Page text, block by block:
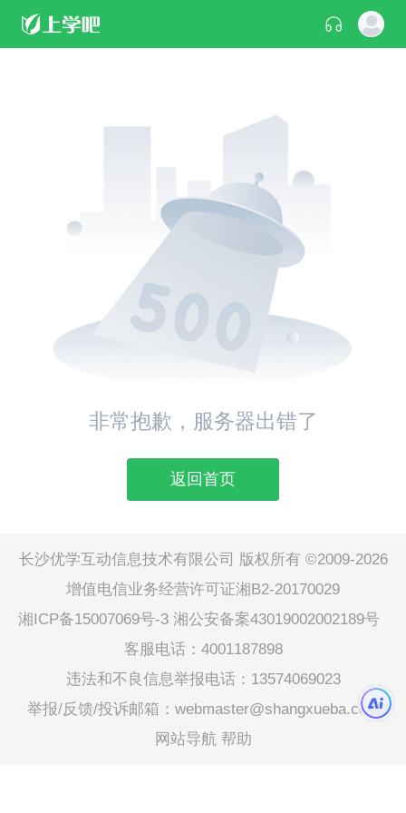
非常抱歉，服务器出错了
返回首页
长沙优学互动信息技术有限公司 版权所有 ©2009-2026
增值电信业务经营许可证湘B2-20170029
湘ICP备15007069号-3 湘公安备案43019002002189号
客服电话：4001187898
违法和不良信息举报电话：13574069023
举报/反馈/投诉邮箱：webmaster@shangxueba.com
网站导航 帮助